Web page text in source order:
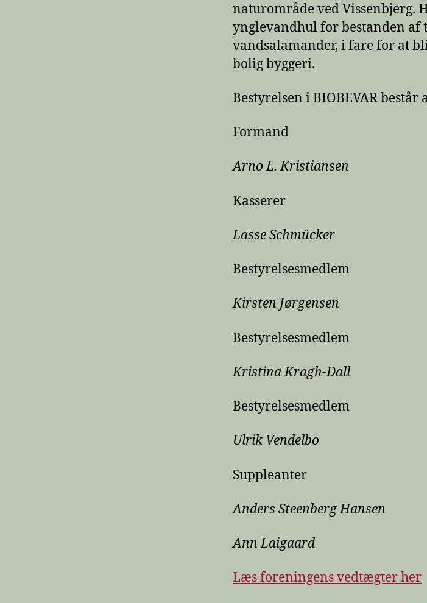
naturområde ved Vissenbjerg.
ynglevandhul for bestanden af
vandsalamander, i fare for at
bolig byggeri.
Bestyrelsen i BIOBEVAR består
Formand
Arno L. Kristiansen
Kasserer
Lasse Schmücker
Bestyrelsesmedlem
Kirsten Jørgensen
Bestyrelsesmedlem
Kristina Kragh-Dall
Bestyrelsesmedlem
Ulrik Vendelbo
Suppleanter
Anders Steenberg Hansen
Ann Laigaard
Læs foreningens vedtægter her